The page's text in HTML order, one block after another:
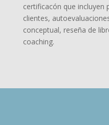
certificacón que incluyen
clientes,
conceptual, reseña de
coaching.